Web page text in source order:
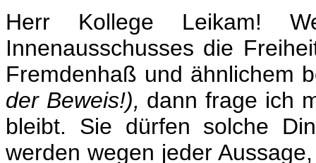
Herr Kollege Leikam!
Innenausschusses die
Fremdenhaß und ähnlichem
der Beweis!), dann frage ich
bleibt. Sie dürfen solche
werden wegen jeder